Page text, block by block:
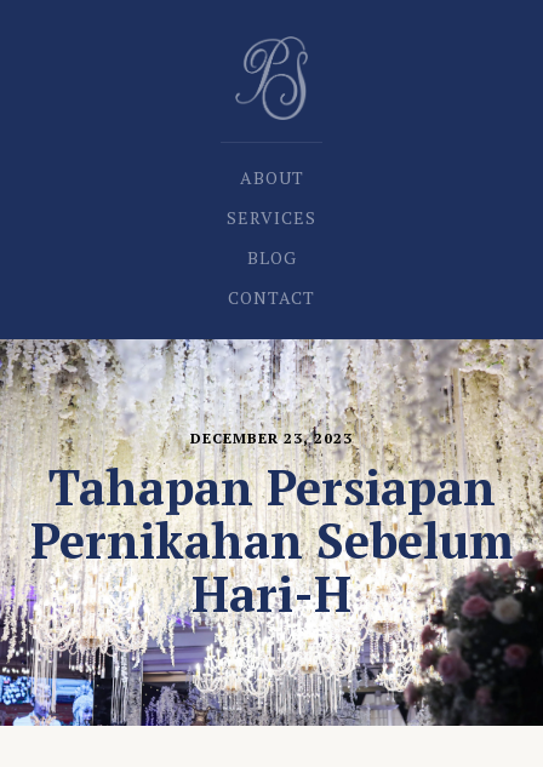
ABOUT
SERVICES
BLOG
CONTACT
DECEMBER 23, 2023
Tahapan Persiapan
Pernikahan Sebelum
Hari-H